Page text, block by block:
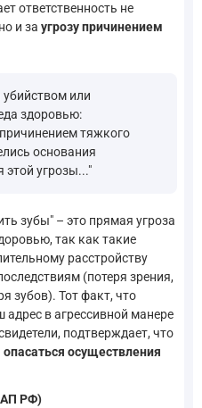
ответственность не
и за угрозу причинением
или
здоровью:
тяжкого
основания
этой угрозы..."
зубы" – это прямая угроза
так как такие
расстройству
(потеря зрения,
зубов). Тот факт, что
в агрессивной манере
подтверждает, что
осуществления
РФ)